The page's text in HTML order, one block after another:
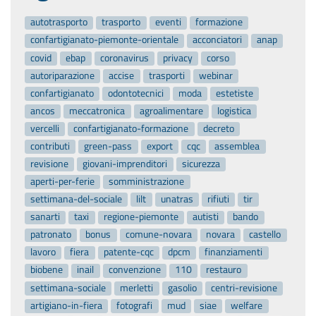
autotrasporto trasporto eventi
formazione
confartigianato-piemonte-orientale
acconciatori
anap
covid
ebap coronavirus privacy
corso
autoriparazione
accise trasporti
webinar
confartigianato
odontotecnici moda
estetiste
ancos
meccatronica agroalimentare
logistica
vercelli
confartigianato-formazione
decreto
contributi
green-pass export cqc
assemblea
revisione
giovani-imprenditori
sicurezza
aperti-per-ferie
somministrazione
settimana-del-sociale
lilt unatras rifiuti
tir
sanarti
taxi regione-piemonte autisti
bando
patronato
bonus comune-novara novara
castello
lavoro
fiera patente-cqc dpcm
finanziamenti
biobene
inail convenzione 110
restauro
settimana-sociale
merletti gasolio
centri-revisione
artigiano-in-fiera
fotografi mud siae
welfare